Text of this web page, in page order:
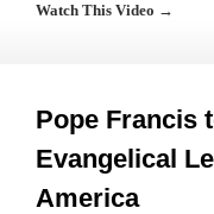
Watch This Video →
Pope Francis
Evangelical
America